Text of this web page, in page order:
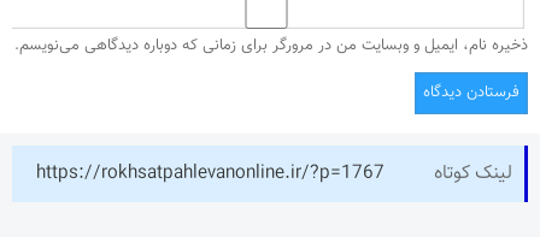
ذخیره نام، ایمیل و وبسایت من در مرورگر برای زمانی که دوباره دیدگاهی می‌نویسم.
لینک کوتاه https://rokhsatpahlevanonline.ir/?p=1767